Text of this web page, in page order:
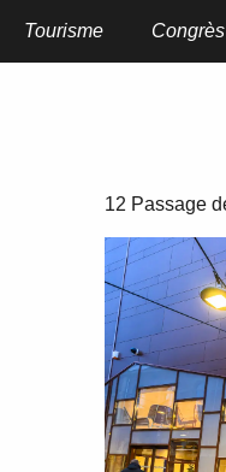
Tourisme Congrès
12 Passage